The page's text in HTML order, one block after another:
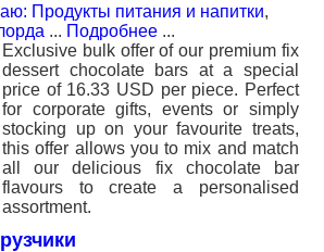
Продукты питания и напитки,
... Подробнее ...
Exclusive bulk offer of our premium fix
dessert chocolate bars at a special
price of 16.33 USD per piece. Perfect
for corporate gifts, events or simply
stocking up on your favourite treats,
this offer allows you to mix and match
all our delicious fix chocolate bar
flavours to create a personalised
assortment.